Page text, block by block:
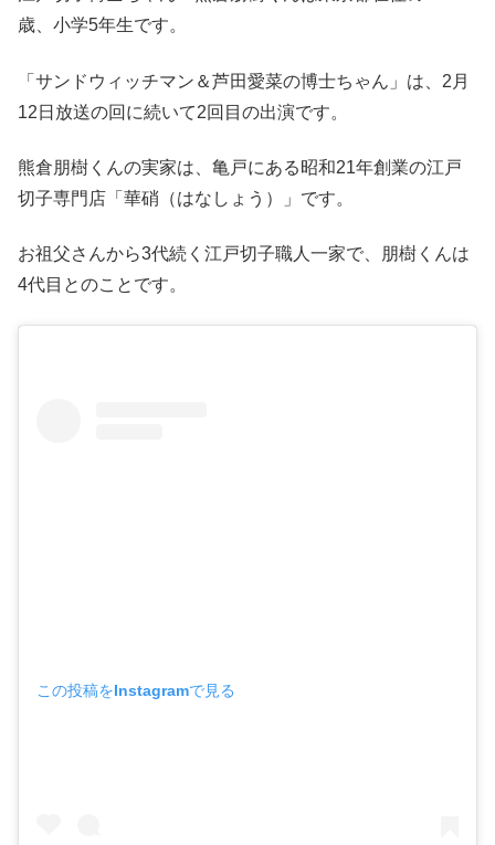
歳、小学5年生です。
「サンドウィッチマン＆芦田愛菜の博士ちゃん」は、2月
12日放送の回に続いて2回目の出演です。
熊倉朋樹くんの実家は、亀戸にある昭和21年創業の江戸
切子専門店「華硝（はなしょう）」です。
お祖父さんから3代続く江戸切子職人一家で、朋樹くんは
4代目とのことです。
この投稿をInstagramで見る